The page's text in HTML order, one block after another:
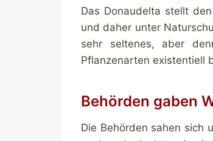
Das Donaudelta stellt
und daher unter
sehr seltenes, aber
Pflanzenarten existentiell
Behörden gaben
Die Behörden sahen sich